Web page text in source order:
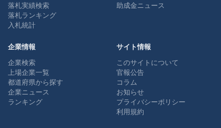
落札実績検索
落札ランキング
入札統計
助成金ニュース
企業情報
企業検索
上場企業一覧
都道府県から探す
企業ニュース
ランキング
サイト情報
このサイトについて
官報公告
コラム
お知らせ
プライバシーポリシー
利用規約